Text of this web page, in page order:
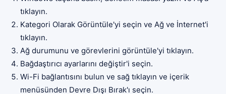
tıklayın.
Kategori Olarak Görüntüle'yi seçin ve Ağ ve İnternet'i
tıklayın.
Ağ durumunu ve görevlerini görüntüle'yi tıklayın.
Bağdaştırıcı ayarlarını değiştir'i seçin.
Wi-Fi bağlantısını bulun ve sağ tıklayın ve içerik
menüsünden Devre Dışı Bırak'ı seçin.